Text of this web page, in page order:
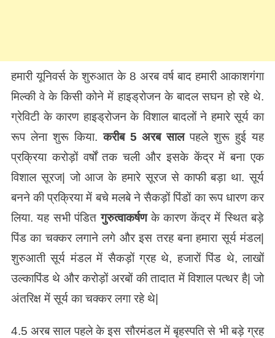
हमारी यूनिवर्स के शुरुआत के 8 अरब वर्ष बाद हमारी आकाशगंगा
मिल्की वे के किसी कोने में हाइड्रोजन के बादल सघन हो रहे थे.
ग्रेविटी के कारण हाइड्रोजन के विशाल बादलों ने हमारे सूर्य का
रूप लेना शुरू किया.करीब 5 अरब सालपहले शुरू हुई यह
प्रक्रिया करोड़ों वर्षों तक चली और इसके केंद्र में बना एक
विशाल सूरज| जो आज के हमारे सूरज से काफी बड़ा था. सूर्य
बनने की प्रक्रिया में बचे मलबे ने सैकड़ों पिंडों का रूप धारण कर
लिया. यह सभी पंडितगुरुत्वाकर्षणके कारण केंद्र में स्थित बड़े
पिंड का चक्कर लगाने लगे और इस तरह बना हमारा सूर्य मंडल|
शुरुआती सूर्य मंडल में सैकड़ों ग्रह थे, हजारों पिंड थे, लाखों
उल्कापिंड थे और करोड़ों अरबों की तादात में विशाल पत्थर है| जो
अंतरिक्ष में सूर्य का चक्कर लगा रहे थे|
4.5 अरब साल पहले के इस सौरमंडल में बृहस्पति से भी बड़े ग्रह